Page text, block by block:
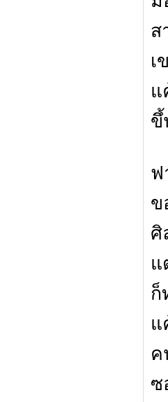
ส
เ
แ
ขึ้
ฟ
ข
ศิ
แ
ก็
แ
ค
ซ